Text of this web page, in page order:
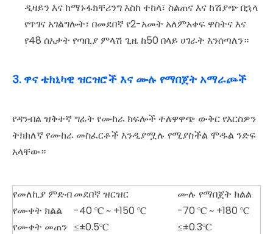
ዲዛይን እና ከማኑፋክቸሪንግ እስከ ተከላ፣ ስልጠና እና ከሽያጭ በኋላ
የጥገና አገልግሎት፣ በመደበኛ የ2-አመት አለምአቀፍ ዋስትና እና
የ48 ሰአታት የጣቢያ ምላሽ ጊዜ ከ50 በላይ ሀገራት እንሰጣለን።
3. ዋና ቴክኒካዊ ዝርዝሮች እና ሙሉ የማበጀት አማራጮች
የዳንብል ዝቅተኛ ግፊት የሙከራ ክፍሎች ተለዋዋጭ ውቅር የእርስዎን
ትክክለኛ የሙከራ መስፈርቶች እንዲያሟሉ የሚያስችል ሞዱል ንድፍ
አላቸው።
የመለኪያ ምድብመደበኛ ዝርዝር
ሙሉ የማበጀት ክልል
የሙቀት ክልል
-40 ℃ ~ +150 ℃
-70 ℃ ~ +180 ℃
የሙቀት መጠን ≤±0.5℃ ≤±0.3℃